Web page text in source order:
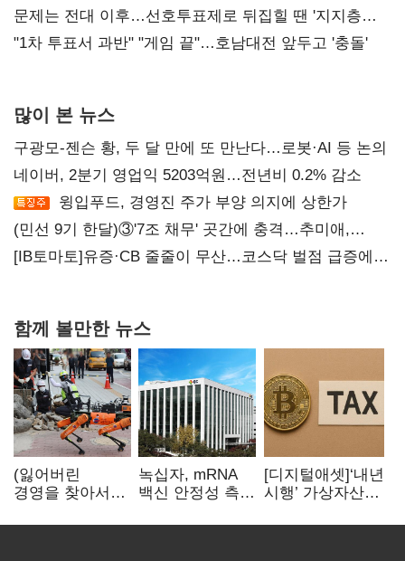
4만278명
문제는 전대 이후…선호투표제로 뒤집힐 땐 '지지층
불복'
"1차 투표서 과반" "게임 끝"…호남대전 앞두고 '충돌'
많이 본 뉴스
구광모-젠슨 황, 두 달 만에 또 만난다…로봇·AI 등 논의
네이버, 2분기 영업익 5203억원…전년비 0.2% 감소
윙입푸드, 경영진 주가 부양 의지에 상한가
(민선 9기 한달)③'7조 채무' 곳간에 충격…추미애,
20년만에 '비상재정' 선언 승부수
[IB토마토]유증·CB 줄줄이 무산…코스닥 벌점 급증에
함께 볼만한 뉴스
(잃어버린
경영을 찾아서)
속도의 환상:
녹십자, mRNA
백신 안정성 측정
[디지털애셋]‘내년
시행’ 가상자산
문턱 넘을까